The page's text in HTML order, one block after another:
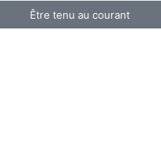
Être tenu au courant